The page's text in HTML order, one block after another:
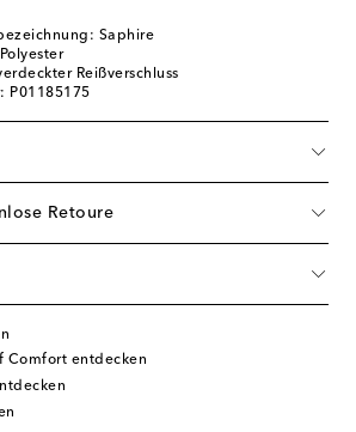
Saphire
Reißverschluss
P01185175
Retoure
Comfort entdecken